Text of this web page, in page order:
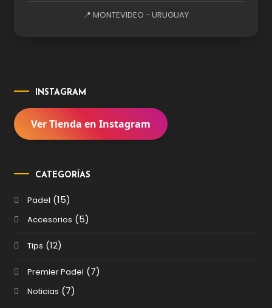
📍 MONTEVIDEO - URUGUAY
INSTAGRAM
Ver Tienda en Instagram
CATEGORÍAS
Padel (15)
Accesorios (5)
Tips (12)
Premier Padel (7)
Noticias (7)